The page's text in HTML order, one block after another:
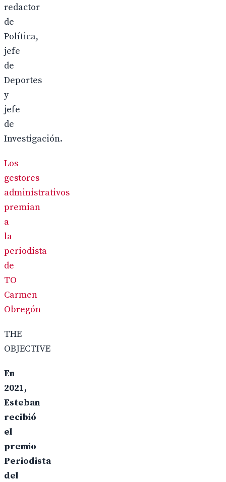
redactor
de
Política,
jefe
de
Deportes
y
jefe
de
Investigación.
Los
gestores
administrativos
premian
a
la
periodista
de
TO
Carmen
Obregón
THE
OBJECTIVE
En
2021,
Esteban
recibió
el
premio
Periodista
del